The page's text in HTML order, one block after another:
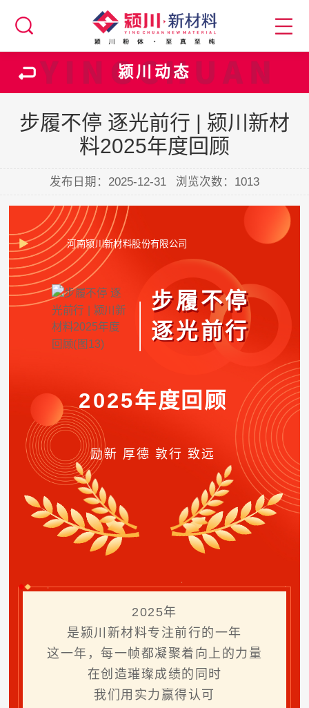
颍川动态
步履不停 逐光前行 | 颍川新材
料2025年度回顾
发布日期：2025-12-31 浏览次数： 1013
步履不停
逐光前行
励新 厚德 敦行 致远
河南颍川新材料股份有限公司
2025年度回顾
2025年
是颍川新材料专注前行的一年
这一年，每一帧都凝聚着向上的力量
在创造璀璨成绩的同时
我们用实力赢得认可